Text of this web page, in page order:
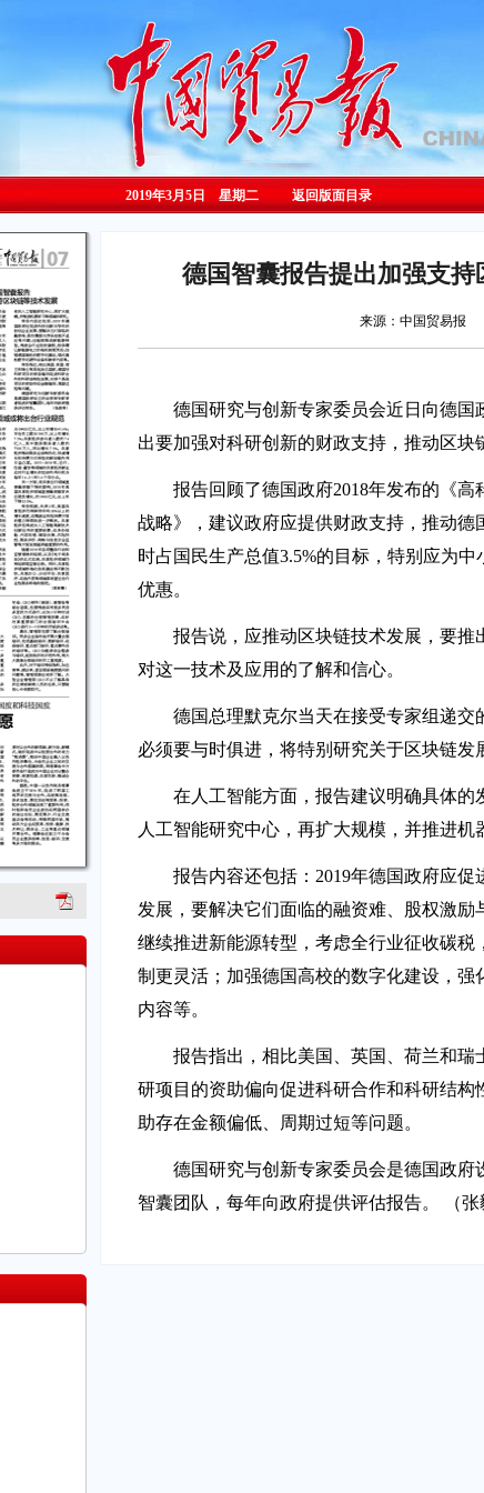
2019年3月5日 星期二 返回版面目录
德国智囊报告提出加强支
来源：中国贸易报
德国研究与创新专家委员会近日向德国
出要加强对科研创新的财政支持，推动区块
报告回顾了德国政府2018年发布的《高
战略》，建议政府应提供财政支持，推动德
时占国民生产总值3.5%的目标，特别应为
优惠。
报告说，应推动区块链技术发展，要推
对这一技术及应用的了解和信心。
德国总理默克尔当天在接受专家组递交
必须要与时俱进，将特别研究关于区块链发
在人工智能方面，报告建议明确具体的
人工智能研究中心，再扩大规模，并推进机
报告内容还包括：2019年德国政府应
发展，要解决它们面临的融资难、股权激励
继续推进新能源转型，考虑全行业征收碳税
制更灵活；加强德国高校的数字化建设，强
内容等。
报告指出，相比美国、英国、荷兰和瑞
研项目的资助偏向促进科研合作和科研结构
助存在金额偏低、周期过短等问题。
德国研究与创新专家委员会是德国政府
智囊团队，每年向政府提供评估报告。 （张